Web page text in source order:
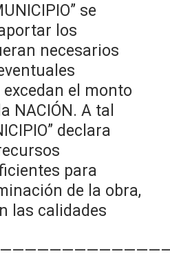
se
los
necesarios
el monto
NACIÓN. A tal
declara
para
de la obra,
las calidades